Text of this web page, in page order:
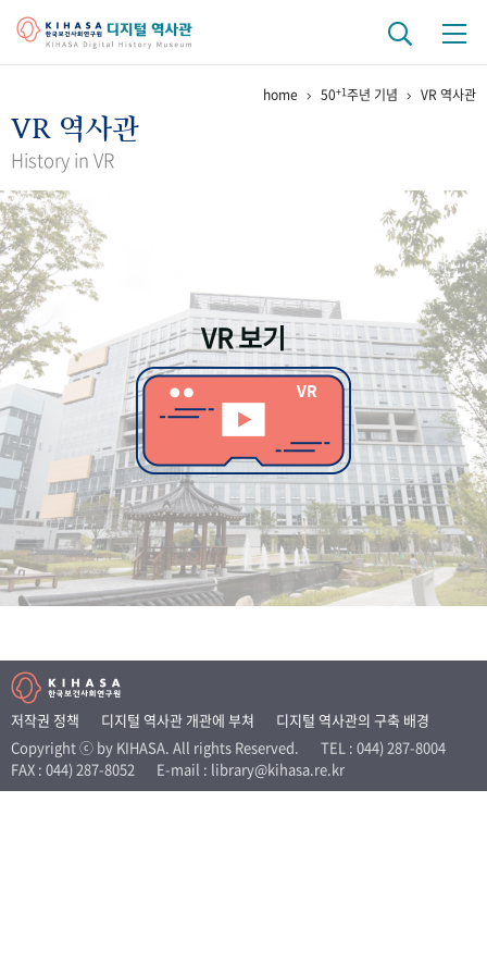
걸어온 길 기관 변천사
연구 역사
정책과 연구
간행물 변천사
기록물 아카이브
사진 아카이브 문서 기록물 행정박물 영상 기록물
50 주년 기념
성과 50선 숫자로 보는 50년 50 +1주년 광장
세계와 함께 한 KIHASA
VR 역사관
home 50+1주년 기념 VR 역사관
VR 역사관
History in VR
VR 보기
저작권 정책 디지털 역사관 개관에 부쳐
디지털 역사관의 구축 배경
Copyright ⓒ by KIHASA. All rights Reserved.
TEL : 044) 287-8004
FAX : 044) 287-8052
E-mail : library@kihasa.re.kr